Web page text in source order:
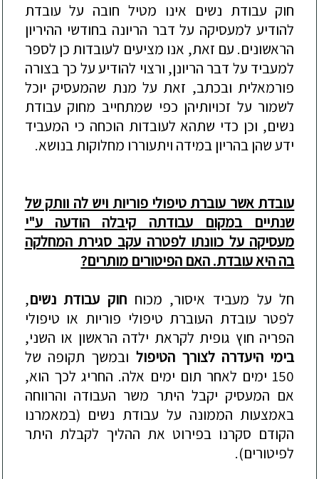
חוק עבודת נשים אינו מטיל חובה על עובדת
להודיע למעסיקה על דבר הריונה בחודשי ההיריון
הראשונים. עם זאת, אנו מציעים לעובדות כן לספר
למעביד על דבר הריונן, ורצוי להודיע על כך בצורה
פורמאלית ובכתב, זאת על מנת שהמעסיק יוכל
לשמור על זכויותיהן כפי שמתחייב מחוק עבודת
נשים, וכן כדי שתהא לעובדות הוכחה כי המעביד
ידע שהן בהריון במידה ויתעוררו מחלוקות בנושא.
עובדת אשר עוברת טיפולי פוריות ויש לה וותק של
שנתיים במקום עבודתה קיבלה הודעה ע"י
מעסיקה על כוונתו לפטרה עקב סגירת המחלקה
בה היא עובדת. האם הפיטורים מותרים?
חל על מעביד איסור, מכוח חוק עבודת נשים,
לפטר עובדת העוברת טיפולי פוריות או טיפולי
הפריה חוץ גופית לקראת ילדה הראשון או השני,
בימי היעדרה לצורך הטיפול ובמשך תקופה של
150 ימים לאחר תום ימים אלה. החריג לכך הוא,
אם המעסיק יקבל היתר משר העבודה והרווחה
באמצעות הממונה על עבודת נשים (במאמרנו
הקודם סקרנו בפירוט את ההליך לקבלת היתר
לפיטורים).